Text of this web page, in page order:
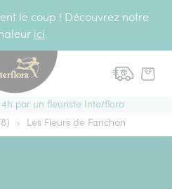
le coup ! Découvrez notre
ici
par un fleuriste Interflora
› Les Fleurs de Fanchon